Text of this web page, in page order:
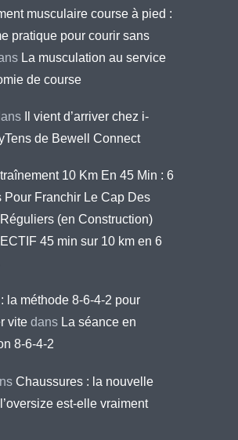
musculaire course à pied :
pratique pour courir sans
La musculation au service
de course
Il vient d’arriver chez i-
de Bewell Connect
10 Km En 45 Min : 6
Pour Franchir Le Cap Des
(en Construction)
45 min sur 10 km en 6
la méthode 8-6-4-2 pour
vite dans La séance en
8-6-4-2
Chaussures : la nouvelle
est-elle vraiment